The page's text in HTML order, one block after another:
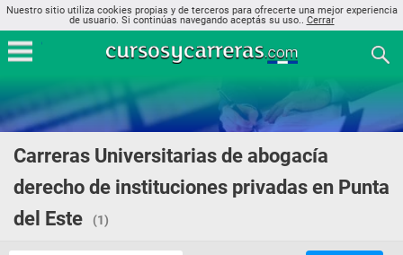
Nuestro sitio utiliza cookies propias y de terceros para ofrecerte una mejor experiencia
de usuario. Si continúas navegando aceptás su uso.. Cerrar
Carreras Universitarias de abogacía
derecho de instituciones privadas en Punta
del Este
(1)